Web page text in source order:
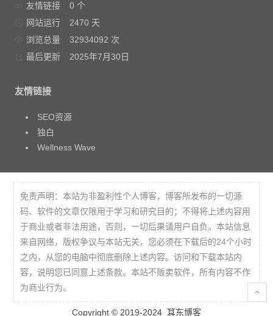
友情链接
0 个
网站运行
2470 天
浏览总量
32934092 次
最后更新
2025年7月30日
友情链接
SEO资源
独白
Wellness Wave
免责声明：本站为非盈利性个人博客，博客所发布的一切源
码、软件的文章仅限用于学习和研究目的；不得将上述内容用
于商业或者非法用途，否则，一切后果请用户自负。本站信息
来自网络，版权争议与本站无关，您必须在下载后的24个小时
之内，从您的电脑中彻底删除上述内容。访问和下载本站内
容，说明您已同意上述条款。本站不贩卖软件，所有内容不作
为商业行为。
Copyright © 2019-2024 耳东博客